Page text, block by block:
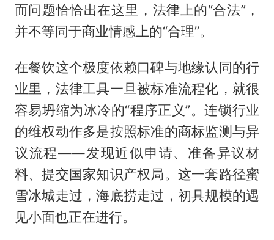
而问题恰恰出在这里，法律上的“合法”，
并不等同于商业情感上的“合理”。
在餐饮这个极度依赖口碑与地缘认同的行
业里，法律工具一旦被标准流程化，就很
容易坍缩为冰冷的“程序正义”。连锁行业
的维权动作多是按照标准的商标监测与异
议流程——发现近似申请、准备异议材
料、提交国家知识产权局。这一套路径蜜
雪冰城走过，海底捞走过，初具规模的遇
见小面也正在进行。